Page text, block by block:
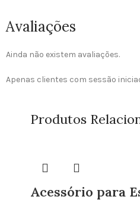
Avaliações
Ainda não existem avaliações.
Apenas clientes com sessão
Produtos
Acessório para